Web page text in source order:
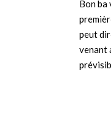
Bon ba
peut
venant